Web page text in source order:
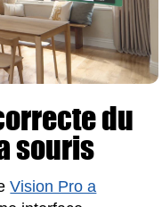
du
souris
Vision Pro a